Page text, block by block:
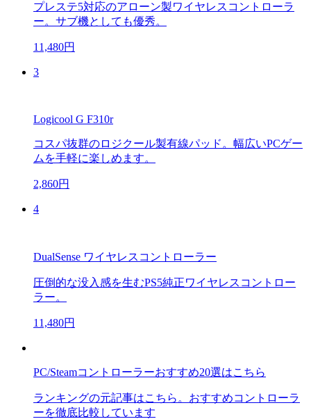
プレステ5対応のアローン製ワイヤレスコントローラ
ー。サブ機としても優秀。
11,480円
3
Logicool G F310r
コスパ抜群のロジクール製有線パッド。幅広いPCゲー
ムを手軽に楽しめます。
2,860円
4
DualSense ワイヤレスコントローラー
圧倒的な没入感を生むPS5純正ワイヤレスコントロー
ラー。
11,480円
PC/Steamコントローラーおすすめ20選はこちら
ランキングの元記事はこちら。おすすめコントローラ
ーを徹底比較しています